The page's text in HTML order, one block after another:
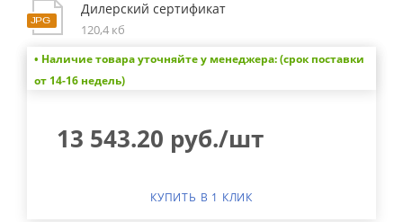
Дилерский сертификат
120,4 кб
• Наличие товара уточняйте у менеджера: (срок поставки
от 14-16 недель)
13 543.20 руб./шт
КУПИТЬ В 1 КЛИК